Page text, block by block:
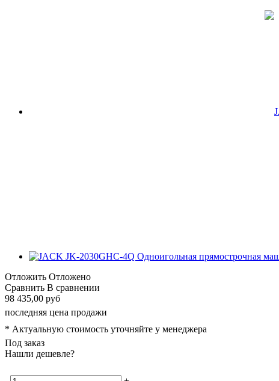
Отложить Отложено
Сравнить В сравнении
98 435,00 руб
последняя цена продажи
* Актуальную стоимость уточняйте у менеджера
Под заказ
Нашли дешевле?